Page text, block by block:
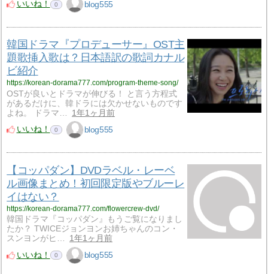
いいね！
0 blog555
韓国ドラマ『プロデューサー』OST主
題歌挿入歌は？日本語訳の歌詞カナル
ビ紹介
https://korean-dorama777.com/program-theme-song/
OSTが良いとドラマが伸びる！ と言う方程式
があるだけに、韓ドラには欠かせないものです
よね。 ドラマ…
1年1ヶ月前
いいね！
0 blog555
【コッパダン】DVDラベル・レーベ
ル画像まとめ！初回限定版やブルーレ
イはない？
https://korean-dorama777.com/flowercrew-dvd/
韓国ドラマ『コッパダン』もうご覧になりまし
たか？ TWICEジョンヨンお姉ちゃんのコン・
スンヨンがヒ…
1年1ヶ月前
いいね！
0 blog555